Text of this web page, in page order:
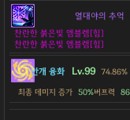
열대야의 추억
찬란한 붉은빛 엠블렘[힘]
찬란한 붉은빛 엠블렘[힘]
안개 융화 Lv.99 74.86%
최종 데미지 증가 50%버프력